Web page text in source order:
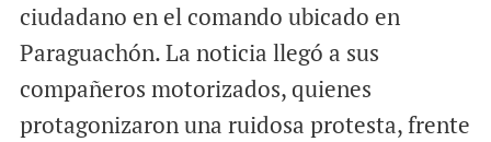
ciudadano en el comando ubicado en
Paraguachón. La noticia llegó a sus
compañeros motorizados, quienes
protagonizaron una ruidosa protesta, frente